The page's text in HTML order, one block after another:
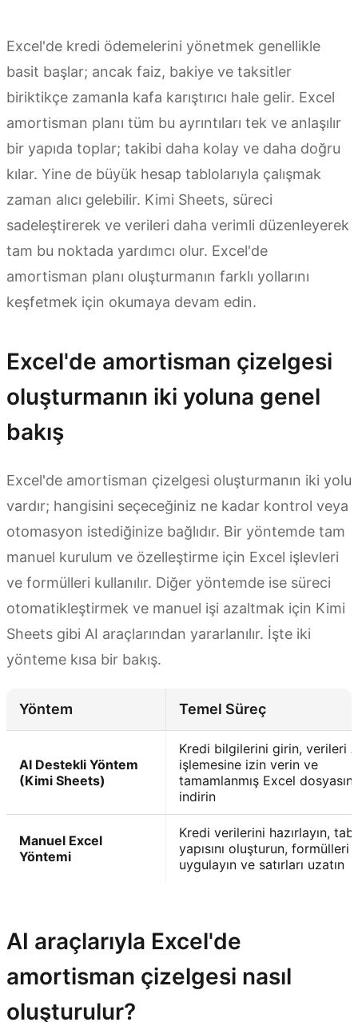
Excel'de kredi ödemelerini yönetmek genellikle
basit başlar; ancak faiz, bakiye ve taksitler
biriktikçe zamanla kafa karıştırıcı hale gelir. Excel
amortisman planı tüm bu ayrıntıları tek ve anlaşılır
bir yapıda toplar; takibi daha kolay ve daha doğru
kılar. Yine de büyük hesap tablolarıyla çalışmak
zaman alıcı gelebilir. Kimi Sheets, süreci
sadeleştirerek ve verileri daha verimli düzenleyerek
tam bu noktada yardımcı olur. Excel'de
amortisman planı oluşturmanın farklı yollarını
keşfetmek için okumaya devam edin.
Excel'de amortisman çizelgesi
oluşturmanın iki yoluna genel
bakış
Excel'de amortisman çizelgesi oluşturmanın iki yolu
vardır; hangisini seçeceğiniz ne kadar kontrol veya
otomasyon istediğinize bağlıdır. Bir yöntemde tam
manuel kurulum ve özelleştirme için Excel işlevleri
ve formülleri kullanılır. Diğer yöntemde ise süreci
otomatikleştirmek ve manuel işi azaltmak için Kimi
Sheets gibi AI araçlarından yararlanılır. İşte iki
yönteme kısa bir bakış.
Yöntem Temel Süreç
AI Destekli Yöntem
(Kimi Sheets)
Kredi bilgilerini girin, verileri
işlemesine izin verin ve
tamamlanmış Excel dosyasını
indirin
Manuel Excel
Yöntemi
Kredi verilerini hazırlayın,
yapısını oluşturun, formülleri
uygulayın ve satırları uzatın
AI araçlarıyla Excel'de
amortisman çizelgesi nasıl
oluşturulur?